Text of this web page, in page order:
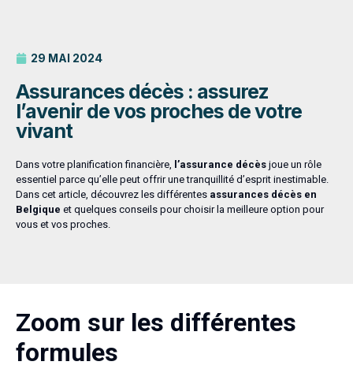
29 MAI 2024
Assurances décès : assurez
l’avenir de vos proches de votre
vivant
Dans votre planification financière, l’assurance décès joue un rôle
essentiel parce qu’elle peut offrir une tranquillité d’esprit inestimable.
Dans cet article, découvrez les différentes assurances décès en
Belgique et quelques conseils pour choisir la meilleure option pour
vous et vos proches.
Zoom sur les différentes
formules